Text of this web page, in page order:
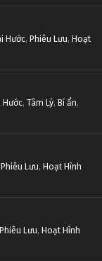
Hước, Phiêu Lưu, Hoạt
Hước, Tâm Lý, Bí ẩn,
Phiêu Lưu, Hoạt Hình
Phiêu Lưu, Hoạt Hình